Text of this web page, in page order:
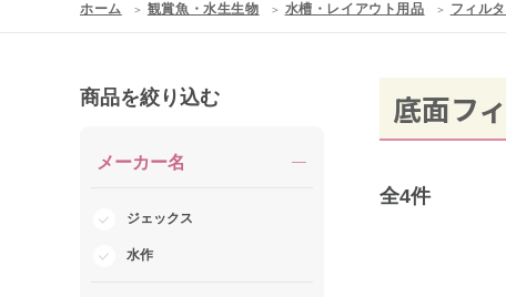
ホーム 観賞魚・水生生物 水槽・レイアウト用品 フィル
商品を絞り込む
メーカー名
ジェックス
水作
底面フ
全4件